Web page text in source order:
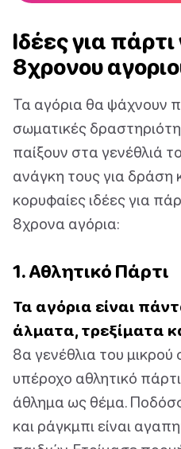
Ιδέες για
8χρονου
Τα αγόρια θα ψάχνουν
σωματικές
παίξουν στα γενέθλιά
ανάγκη τους για δράση
κορυφαίες ιδέες για
8χρονα αγόρια:
1. Αθλητικό Πάρτι
Τα αγόρια είναι
άλματα, τρεξίματα
8α γενέθλια του μικρού
υπέροχο αθλητικό
άθλημα ως θέμα.
και ράγκμπι είναι